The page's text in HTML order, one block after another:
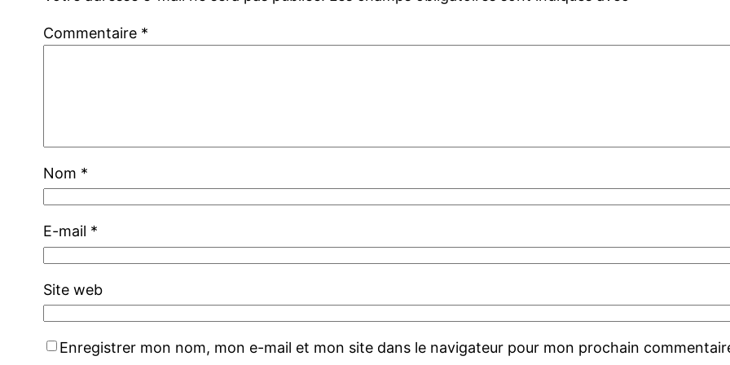
Commentaire *
Nom *
E-mail *
Site web
Enregistrer mon nom, mon e-mail et mon site dans le navigateur pour mon prochain